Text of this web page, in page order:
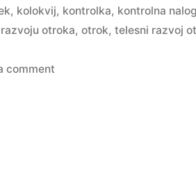
Kolokvij”
in
, kolokvij, kontrolka, kontrolna
otroka,otrok,telesni razvoj
comment